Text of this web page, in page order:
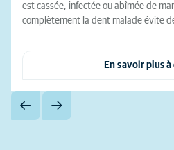
est cassée, infectée ou abîmée de
complètement la dent malade évite
En savoir plus